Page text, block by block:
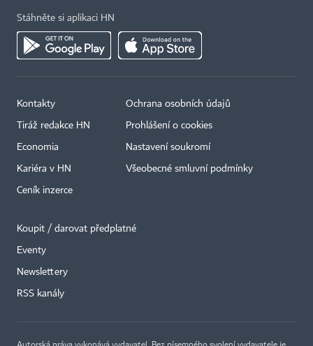
Stáhněte si aplikaci HN
Kontakty
Tiráž redakce HN
Economia
Kariéra v HN
Ceník inzerce
Ochrana osobních údajů
Prohlášení o cookies
Nastavení soukromí
Všeobecné smluvní podmínky
Koupit / darovat předplatné
Eventy
Newslettery
RSS kanály